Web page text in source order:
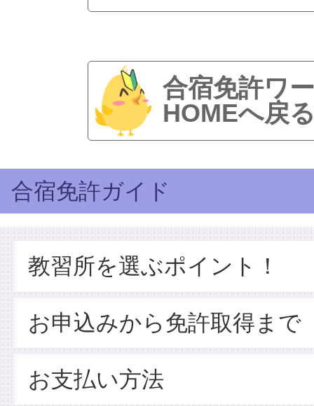
合宿免許ワ
HOMEへ戻
合宿免許ガイド
教習所を選ぶポイント！
お申込みから免許取得まで
お支払い方法